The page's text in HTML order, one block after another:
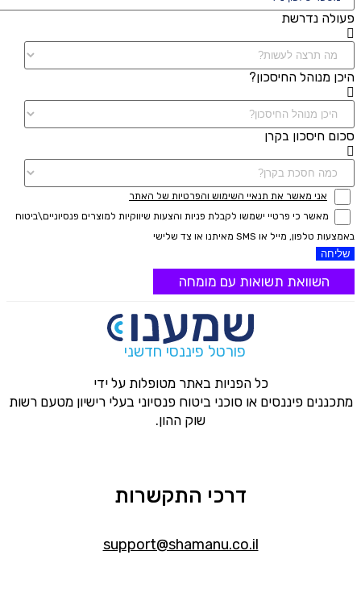
פעולה נדרשת
היכן מנוהל החיסכון?
סכום חיסכון בקרן
אני מאשר את תנאיי השימוש והפרטיות של האתר
מאשר כי פרטיי ישמשו לקבלת פניות והצעות שיווקיות למוצרים פנסיוניים\ביטוח
באמצעות טלפון, מייל או SMS מאיתנו או צד שלישי
שליחה
השוואת תשואות עם מומחה
פורטל פיננסי חדשני
כל הפניות באתר מטופלות על ידי
מתכננים פיננסים או סוכני ביטוח פנסיוני בעלי רישיון מטעם רשות
שוק ההון.
דרכי התקשרות
support@shamanu.co.il